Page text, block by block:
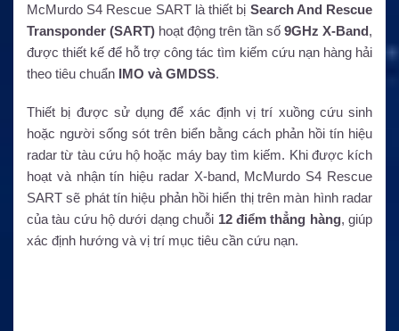
McMurdo S4 Rescue SART là thiết bị Search And Rescue
Transponder (SART) hoạt động trên tần số 9GHz X-Band,
được thiết kế để hỗ trợ công tác tìm kiếm cứu nạn hàng hải
theo tiêu chuẩn IMO và GMDSS.
Thiết bị được sử dụng để xác định vị trí xuồng cứu sinh
hoặc người sống sót trên biển bằng cách phản hồi tín hiệu
radar từ tàu cứu hộ hoặc máy bay tìm kiếm. Khi được kích
hoạt và nhận tín hiệu radar X-band, McMurdo S4 Rescue
SART sẽ phát tín hiệu phản hồi hiển thị trên màn hình radar
của tàu cứu hộ dưới dạng chuỗi 12 điểm thẳng hàng, giúp
xác định hướng và vị trí mục tiêu cần cứu nạn.